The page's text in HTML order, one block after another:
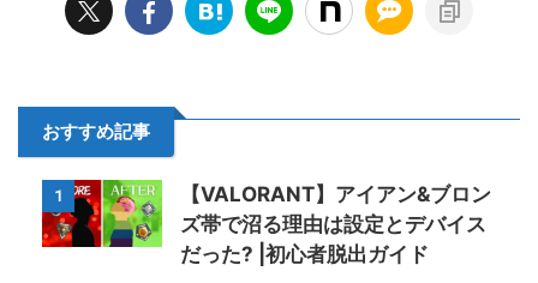
おすすめ記事
1
【VALORANT】アイアン&ブロン
ズ帯で沼る理由は設定とデバイス
だった? |初心者脱出ガイド